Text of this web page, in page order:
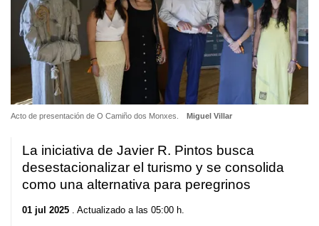
Acto de presentación de O Camiño dos Monxes. Miguel Villar
La iniciativa de Javier R. Pintos busca
desestacionalizar el turismo y se consolida
como una alternativa para peregrinos
01 jul 2025 . Actualizado a las 05:00 h.